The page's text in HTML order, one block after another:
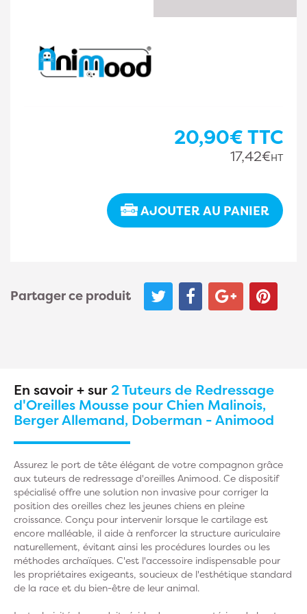
20,90€TTC
17,42€HT
AJOUTER AU PANIER
Partager ce produit
En savoir + sur 2 Tuteurs de Redressage
d'Oreilles Mousse pour Chien Malinois,
Berger Allemand, Doberman - Animood
Assurez le port de tête élégant de votre compagnon grâce
aux tuteurs de redressage d'oreilles Animood. Ce dispositif
spécialisé offre une solution non invasive pour corriger la
position des oreilles chez les jeunes chiens en pleine
croissance. Conçu pour intervenir lorsque le cartilage est
encore malléable, il aide à renforcer la structure auriculaire
naturellement, évitant ainsi les procédures lourdes ou les
méthodes archaïques. C'est l'accessoire indispensable pour
les propriétaires exigeants, soucieux de l'esthétique standard
de la race et du bien-être de leur animal.